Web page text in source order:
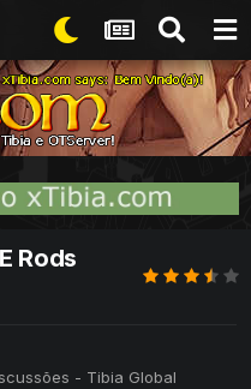
Rods
- Tibia Global